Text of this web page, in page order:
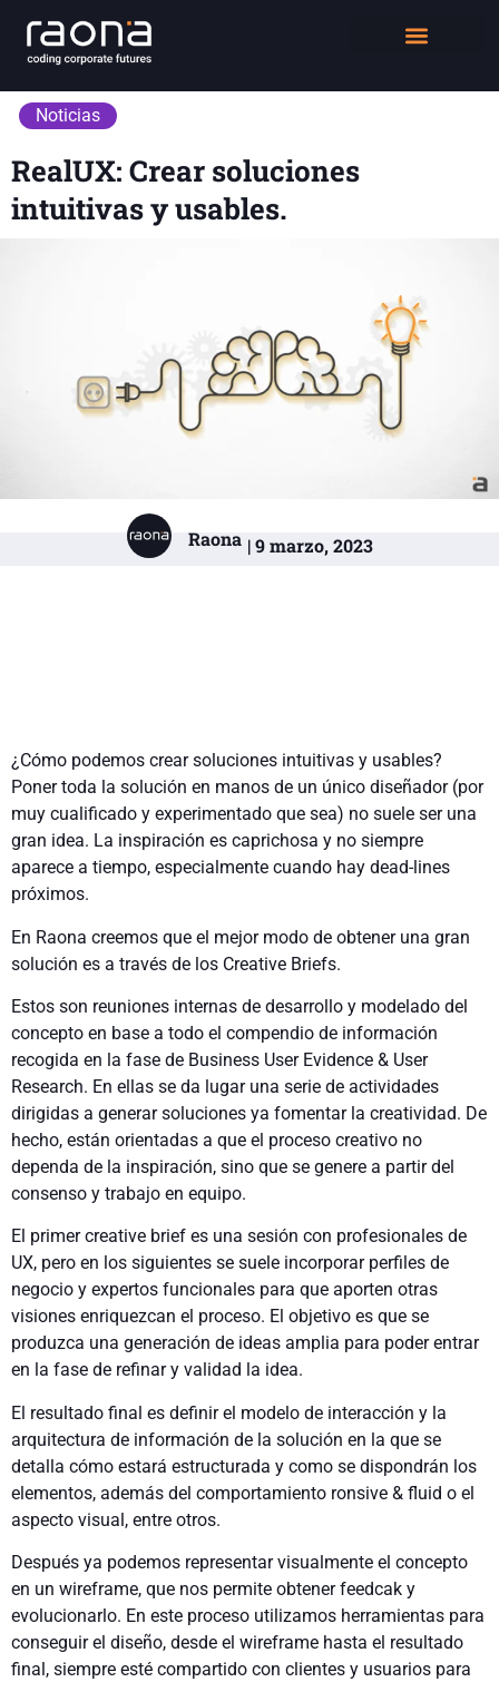
Noticias
RealUX: Crear soluciones
intuitivas y usables.
Raona | 9 marzo, 2023
¿Cómo podemos crear soluciones intuitivas y usables?
Poner toda la solución en manos de un único diseñador (por
muy cualificado y experimentado que sea) no suele ser una
gran idea. La inspiración es caprichosa y no siempre
aparece a tiempo, especialmente cuando hay dead-lines
próximos.
En Raona creemos que el mejor modo de obtener una gran
solución es a través de los Creative Briefs.
Estos son reuniones internas de desarrollo y modelado del
concepto en base a todo el compendio de información
recogida en la fase de Business User Evidence & User
Research. En ellas se da lugar una serie de actividades
dirigidas a generar soluciones ya fomentar la creatividad. De
hecho, están orientadas a que el proceso creativo no
dependa de la inspiración, sino que se genere a partir del
consenso y trabajo en equipo.
El primer creative brief es una sesión con profesionales de
UX, pero en los siguientes se suele incorporar perfiles de
negocio y expertos funcionales para que aporten otras
visiones enriquezcan el proceso. El objetivo es que se
produzca una generación de ideas amplia para poder entrar
en la fase de refinar y validad la idea.
El resultado final es definir el modelo de interacción y la
arquitectura de información de la solución en la que se
detalla cómo estará estructurada y como se dispondrán los
elementos, además del comportamiento ronsive & fluid o el
aspecto visual, entre otros.
Después ya podemos representar visualmente el concepto
en un wireframe, que nos permite obtener feedcak y
evolucionarlo. En este proceso utilizamos herramientas para
conseguir el diseño, desde el wireframe hasta el resultado
final, siempre esté compartido con clientes y usuarios para